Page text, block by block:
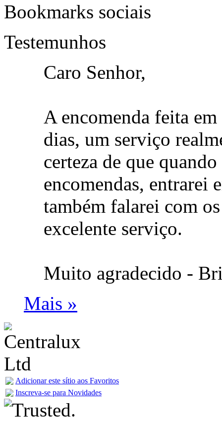
Bookmarks sociais
Testemunhos
Caro Senhor,
A encomenda feita
dias, um serviço
certeza de que
encomendas, entrarei
também falarei com
excelente serviço.
Muito agradecido -
Mais »
Adicionar este sítio aos Favoritos
Inscreva-se para Novidades